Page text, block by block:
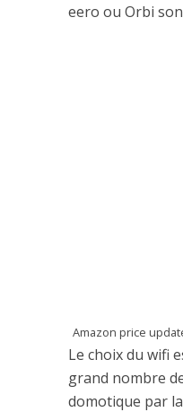
eero ou Orbi
Amazon price
Le choix du wifi
grand nombre
domotique par